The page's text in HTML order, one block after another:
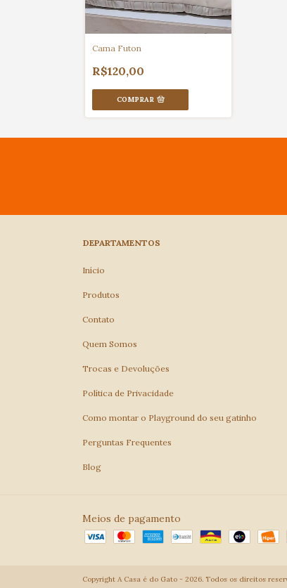
Cama Futon
R$120,00
COMPRAR
DEPARTAMENTOS
Início
Produtos
Contato
Quem Somos
Trocas e Devoluções
Política de Privacidade
Como montar o Playground do seu gatinho
Perguntas Frequentes
Blog
Meios de pagamento
Copyright A Casa é do Gato - 2026. Todos os direitos